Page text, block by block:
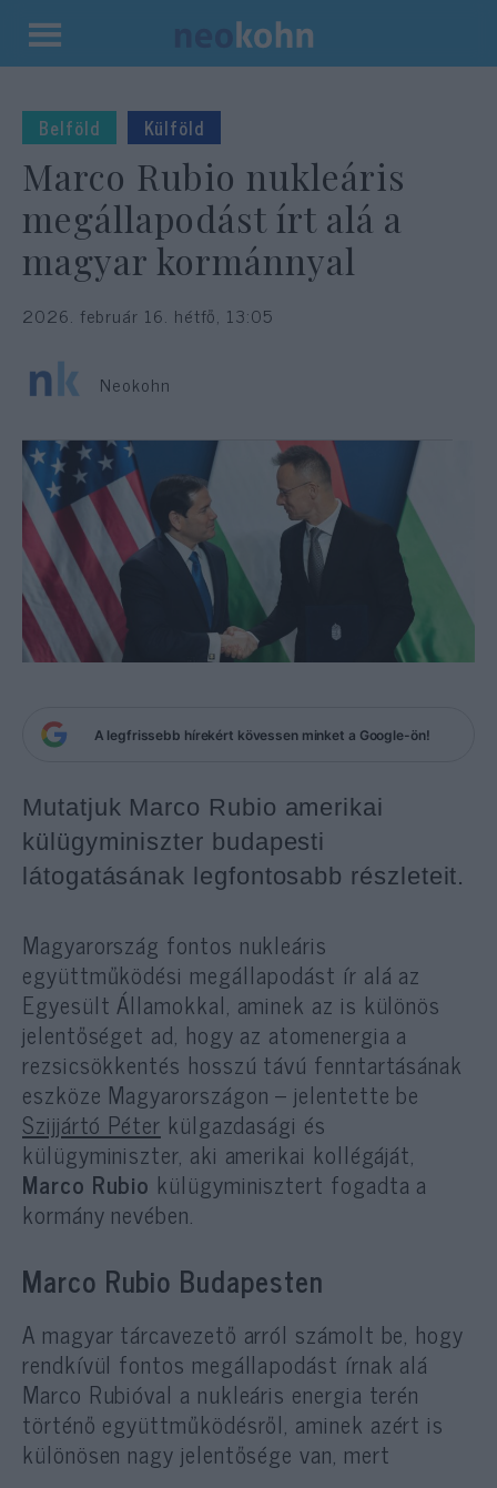
Kilépés
tartalomba
Belföld Külföld
Marco Rubio nukleáris
megállapodást írt alá a
magyar kormánnyal
2026. február 16. hétfő, 13:05
Neokohn
A legfrissebb hírekért kövessen minket a Google-ön!
Mutatjuk Marco Rubio amerikai
külügyminiszter budapesti
látogatásának legfontosabb részleteit.
Magyarország fontos nukleáris
együttműködési megállapodást ír alá az
Egyesült Államokkal, aminek az is különös
jelentőséget ad, hogy az atomenergia a
rezsicsökkentés hosszú távú fenntartásának
eszköze Magyarországon – jelentette be
Szijjártó Péter külgazdasági és
külügyminiszter, aki amerikai kollégáját,
Marco Rubio külügyminisztert fogadta a
kormány nevében.
Marco Rubio Budapesten
A magyar tárcavezető arról számolt be, hogy
rendkívül fontos megállapodást írnak alá
Marco Rubióval a nukleáris energia terén
történő együttműködésről, aminek azért is
különösen nagy jelentősége van, mert